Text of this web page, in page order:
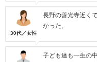
30代／女性
長野の善光寺近く
かった。
子ども達も一生の